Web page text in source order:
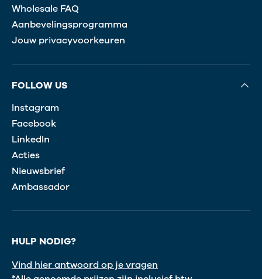
Wholesale FAQ
Aanbevelingsprogramma
Jouw privacyvoorkeuren
FOLLOW US
Instagram
Facebook
LinkedIn
Acties
Nieuwsbrief
Ambassador
HULP NODIG?
Vind hier antwoord op je vragen